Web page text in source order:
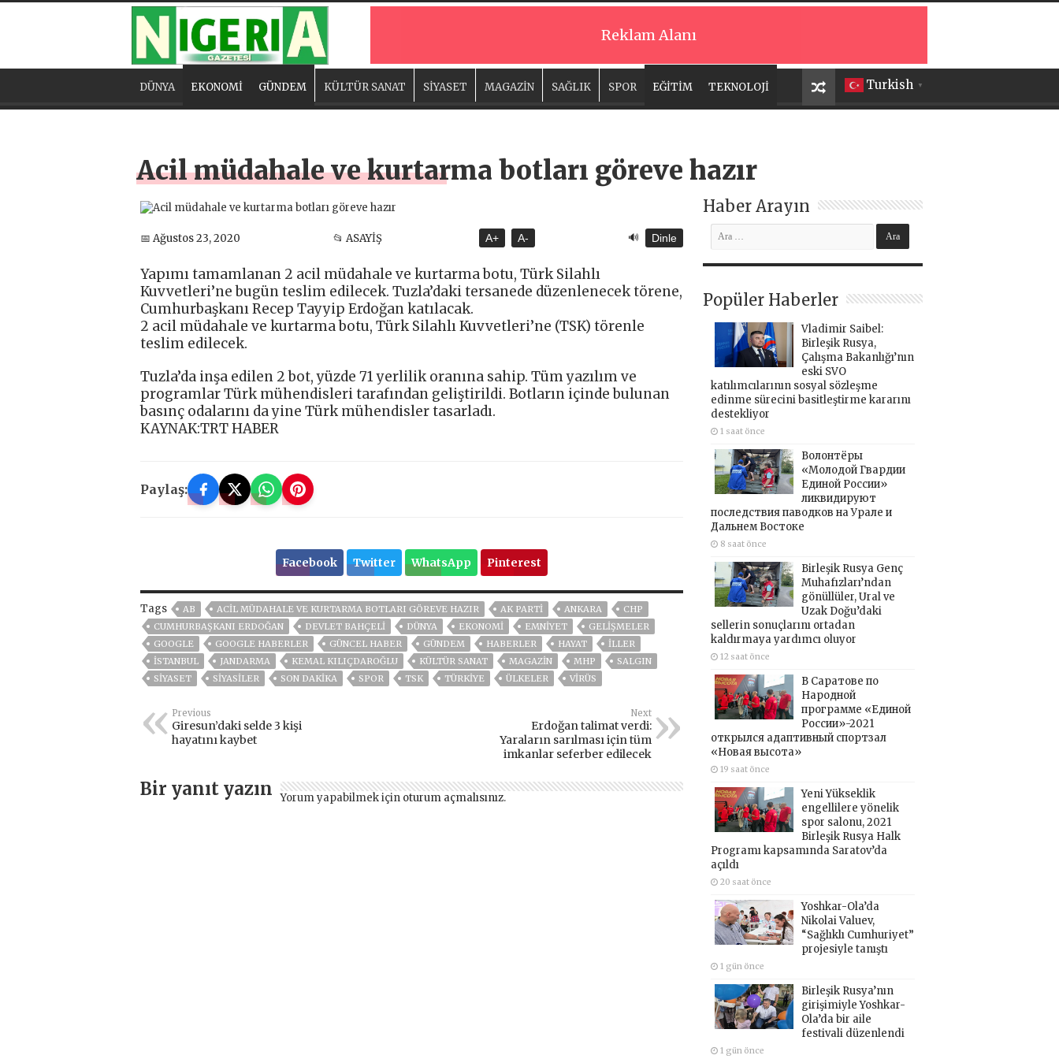
Reklam Alanı
Turkish ▼
DÜNYA EKONOMİ GÜNDEM KÜLTÜR SANAT SİYASET MAGAZİN SAĞLIK SPOR EĞİTİM TEKNOLOJİ
Acil müdahale ve kurtarma botları göreve hazır
📅 Ağustos 23, 2020 📂 ASAYİŞ A+ A- 🔊 Dinle
Yapımı tamamlanan 2 acil müdahale ve kurtarma botu, Türk Silahlı
Kuvvetleri’ne bugün teslim edilecek. Tuzla’daki tersanede düzenlenecek törene,
Cumhurbaşkanı Recep Tayyip Erdoğan katılacak.
2 acil müdahale ve kurtarma botu, Türk Silahlı Kuvvetleri’ne (TSK) törenle
teslim edilecek.
Tuzla’da inşa edilen 2 bot, yüzde 71 yerlilik oranına sahip. Tüm yazılım ve
programlar Türk mühendisleri tarafından geliştirildi. Botların içinde bulunan
basınç odalarını da yine Türk mühendisler tasarladı.
KAYNAK:TRT HABER
Paylaş:
Facebook Twitter WhatsApp Pinterest
Tags AB ACIL MÜDAHALE VE KURTARMA BOTLARI GÖREVE HAZIR AK PARTİ ANKARA
CHP
CUMHURBAŞKANI ERDOĞAN
DEVLET BAHÇELİ DÜNYA EKONOMİ EMNİYET
GELIŞMELER
GOOGLE
GOOGLE HABERLER GÜNCEL HABER GÜNDEM HABERLER HAYAT
İLLER
ISTANBUL
JANDARMA KEMAL KILIÇDAROĞLU KÜLTÜR SANAT MAGAZİN MHP
SALGIN
SİYASET
SİYASİLER SON DAKIKA SPOR TSK TÜRKİYE ÜLKELER VIRÜS
Previous
Giresun’daki selde 3 kişi
hayatını kaybet
Next
Erdoğan talimat verdi:
Yaraların sarılması için tüm
imkanlar seferber edilecek
Bir yanıt yazın Yorum yapabilmek için oturum açmalısınız.
Haber Arayın
Popüler Haberler
Vladimir Saibel:
Birleşik Rusya,
Çalışma Bakanlığı’nın
eski SVO
katılımcılarının sosyal sözleşme
edinme sürecini basitleştirme kararını
destekliyor
1 saat önce
Волонтёры
«Молодой Гвардии
Единой России»
ликвидируют
последствия паводков на Урале и
Дальнем Востоке
8 saat önce
Birleşik Rusya Genç
Muhafızları’ndan
gönüllüler, Ural ve
Uzak Doğu’daki
sellerin sonuçlarını ortadan
kaldırmaya yardımcı oluyor
12 saat önce
В Саратове по
Народной
программе «Единой
России»-2021
открылся адаптивный спортзал
«Новая высота»
19 saat önce
Yeni Yükseklik
engellilere yönelik
spor salonu, 2021
Birleşik Rusya Halk
Programı kapsamında Saratov’da
açıldı
20 saat önce
Yoshkar-Ola’da
Nikolai Valuev,
“Sağlıklı Cumhuriyet”
projesiyle tanıştı
1 gün önce
Birleşik Rusya’nın
girişimiyle Yoshkar-
Ola’da bir aile
festivali düzenlendi
1 gün önce